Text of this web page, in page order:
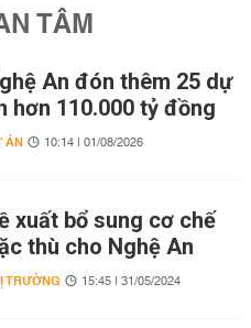
TÂM
An đón thêm 25 dự
hơn 110.000 tỷ đồng
ÁN 10:14 | 01/08/2026
xuất bổ sung cơ chế
thù cho Nghệ An
TRƯỜNG 15:45 | 31/05/2024